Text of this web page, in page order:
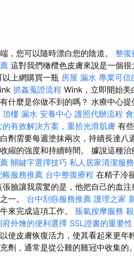
，您可以隨時漂白您的陰道。 整復
這對我們橄欖色皮膚來說是一個
以上網購買一瓶 房屋 漏水 專業可信
抓姦蒐證流程 Wink，立即開始美
什麼是你做不到的嗎？ 水療中心
頂樓 漏水 安養中心 護照代辦流程
的有效解決方案，重拾光滑肌膚 有
劑需要每週塗抹兩次，持續長達八
縮的強度和持續時間。 據說這種
關鍵字選擇技巧 私人居家清潔服務
帳服務推薦 台中整復療程 在精子冷
張臉讓我震驚的是，他把自己的血
一。 台中刮痧服務推薦 護理之家
來完成這項工作。 脹氣按摩服務
府外燴的便利選擇 SSL證書的重要性
使皮膚恢復活力，使其看起來更年
劑，通常是從公雞的雞冠中收集